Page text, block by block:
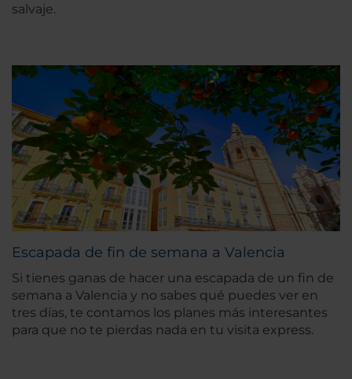
salvaje.
Escapada de fin de semana a Valencia
Si tienes ganas de hacer una escapada de un fin de
semana a Valencia y no sabes qué puedes ver en
tres días, te contamos los planes más interesantes
para que no te pierdas nada en tu visita express.